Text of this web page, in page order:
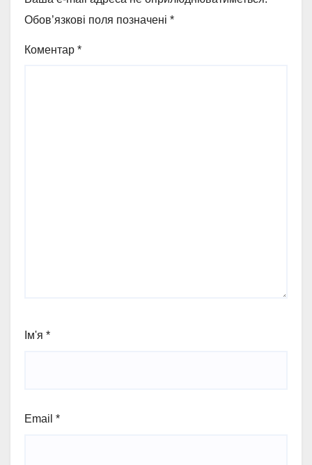
Обов’язкові поля позначені *
Коментар *
Ім'я *
Email *